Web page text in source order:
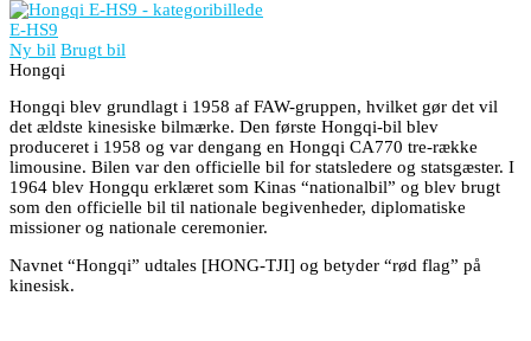
E-HS9
Ny bil Brugt bil
Hongqi
Hongqi blev grundlagt i 1958 af FAW-gruppen, hvilket gør det vil
det ældste kinesiske bilmærke. Den første Hongqi-bil blev
produceret i 1958 og var dengang en Hongqi CA770 tre-række
limousine. Bilen var den officielle bil for statsledere og statsgæster. I
1964 blev Hongqu erklæret som Kinas “nationalbil” og blev brugt
som den officielle bil til nationale begivenheder, diplomatiske
missioner og nationale ceremonier.
Navnet “Hongqi” udtales [HONG-TJI] og betyder “rød flag” på
kinesisk.